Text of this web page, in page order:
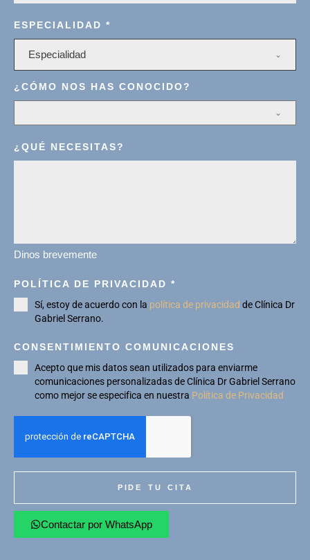
ESPECIALIDAD *
Especialidad
¿CÓMO NOS HAS CONOCIDO?
¿QUÉ NECESITAS?
Dinos brevemente
POLÍTICA DE PRIVACIDAD *
Sí, estoy de acuerdo con la política de privacidad de Clínica Dr
Gabriel Serrano.
CONSENTIMIENTO COMUNICACIONES
Acepto que mis datos sean utilizados para enviarme
comunicaciones personalizadas de Clínica Dr Gabriel Serrano
como mejor se especifica en nuestra Política de Privacidad
PIDE TU CITA
Contactar por WhatsApp